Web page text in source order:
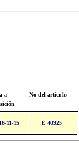
a
No del artículo
11-15 E 40925